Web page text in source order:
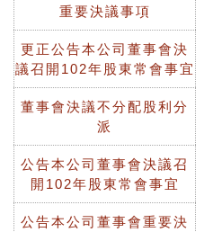
重要決議事項
更正公告本公司董事會決
議召開102年股東常會事宜
董事會決議不分配股利分
派
公告本公司董事會決議召
開102年股東常會事宜
公告本公司董事會重要決